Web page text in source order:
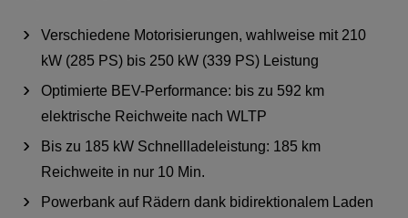
Verschiedene Motorisierungen, wahlweise mit 210
kW (285 PS) bis 250 kW (339 PS) Leistung
Optimierte BEV-Performance: bis zu 592 km
elektrische Reichweite nach WLTP
Bis zu 185 kW Schnellladeleistung: 185 km
Reichweite in nur 10 Min.
Powerbank auf Rädern dank bidirektionalem Laden